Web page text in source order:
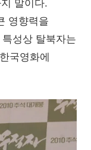
말이다.
영향력을
성상 탈북자는
국영화에